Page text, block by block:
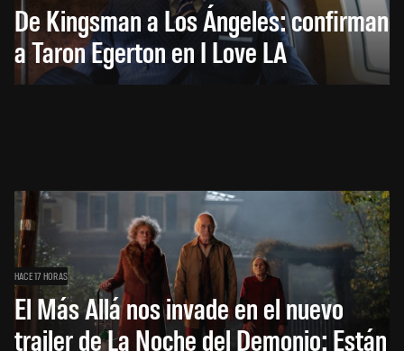
De Kingsman a Los Ángeles: confirman
a Taron Egerton en I Love LA
HACE 17 HORAS
El Más Allá nos invade en el nuevo
trailer de La Noche del Demonio: Están